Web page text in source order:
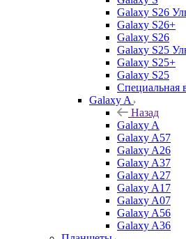
Galaxy S26
Galaxy S26+
Galaxy S26
Galaxy S25
Galaxy S25+
Galaxy S25
Специальная
Galaxy A
Назад
Galaxy A
Galaxy A57
Galaxy A26
Galaxy A37
Galaxy A27
Galaxy A17
Galaxy A07
Galaxy A56
Galaxy A36